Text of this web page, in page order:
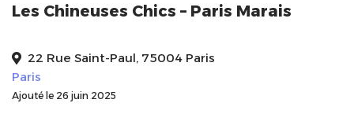
Les Chineuses Chics – Paris Marais
22 Rue Saint-Paul, 75004 Paris
Paris
Ajouté le 26 juin 2025